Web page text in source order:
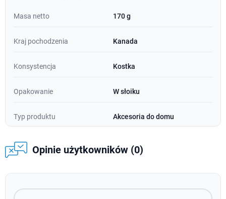
Masa netto 170 g
Kraj pochodzenia Kanada
Konsystencja Kostka
Opakowanie W słoiku
Typ produktu Akcesoria do domu
Opinie użytkowników (0)